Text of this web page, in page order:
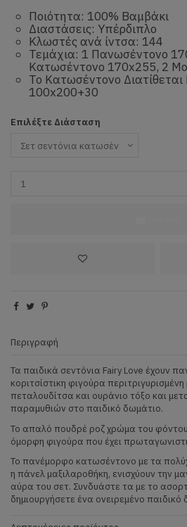
Ποιότητα: 100% Βαμβάκι
Διαστάσεις: Υπέρδιπλο
Κλωστές ανά ίντσα: 144
Τεμάχια: 1 Πανωσέντονο
Κατωσέντονο 170x255, 2
Το Κατωσέντονο
100x200+30
Επιλέξτε Διάσταση
Περιγραφή
Τα παιδικά σεντόνια Fairy Love έχουν
κοριτσίστικη φιγούρα
πεταλουδίτσα και ουράνιο τόξο και
παραμυθιών στο παιδικό δωμάτιο.
Το απαλό πουδρέ ροζ χρώμα του φόντου
όμορφη φιγούρα που έχει
Το πανέμορφο κατωσέντονο με τα
η πάνελ μαξιλαροθήκη, ενισχύουν την
αύρα του σετ. Συνδυάστε τα με το
δημιουργήσετε ένα ονειρεμένο παιδικό